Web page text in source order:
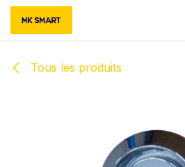
Se rendre au contenu
Tous les produits